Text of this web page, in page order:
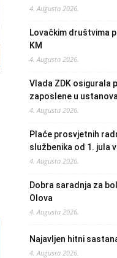
4. Augusta 2026.
Lovačkim društvima
KM
4. Augusta 2026.
Vlada ZDK osigurala
zaposlene u
4. Augusta 2026.
Plaće prosvjetnih
službenika od 1. jula
4. Augusta 2026.
Dobra saradnja za
Olova
4. Augusta 2026.
Najavljen hitni
4. Augusta 2026.